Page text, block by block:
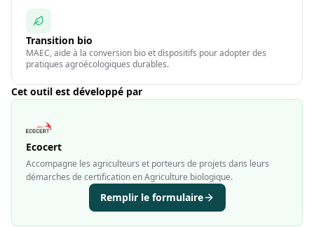
Transition bio
MAEC, aide à la conversion bio et dispositifs pour adopter des
pratiques agroécologiques durables.
Cet outil est développé par
Ecocert
Accompagne les agriculteurs et porteurs de projets dans leurs
démarches de certification en Agriculture biologique.
Remplir le formulaire